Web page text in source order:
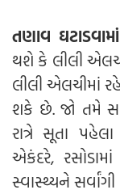
તણાવ
થશે કે લીલી
લીલી એલચીમાં
શકે છે. જો તમે
રાત્રે સૂતા
એકંદરે,
સ્વાસ્થ્યને